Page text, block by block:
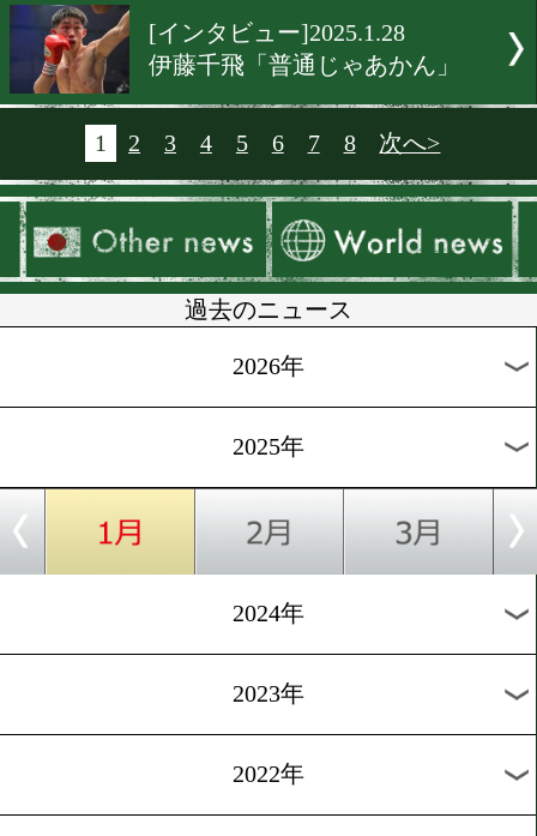
[インタビュー]2025.1.29
永田大士は日々強くなって
[合宿情報]2025.1.28
西田凌佑が沖縄で走り込み
をスタート!
[凱旋会見]2025.1.28
晝田瑞希が満面の笑顔でア
カ初戦を振り返った
[メキシコ合宿]2025.1.28
グアダラハラ合宿へ
伊藤千飛「普通じゃあかん